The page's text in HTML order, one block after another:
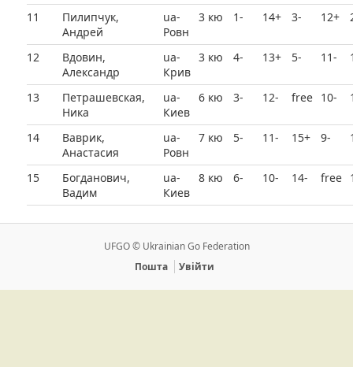
11
Пилипчук,
Андрей
ua-
Ровн
3 кю 1- 14+ 3- 12+
12
Вдовин,
Александр
ua-
Крив
3 кю 4- 13+ 5- 11-
13
Петрашевская,
Ника
ua-
Киев
6 кю 3- 12- free 10-
14
Ваврик,
Анастасия
ua-
Ровн
7 кю 5- 11- 15+ 9-
15
Богданович,
Вадим
ua-
Киев
8 кю 6- 10- 14- free
UFGO © Ukrainian Go Federation
Пошта
Увійти